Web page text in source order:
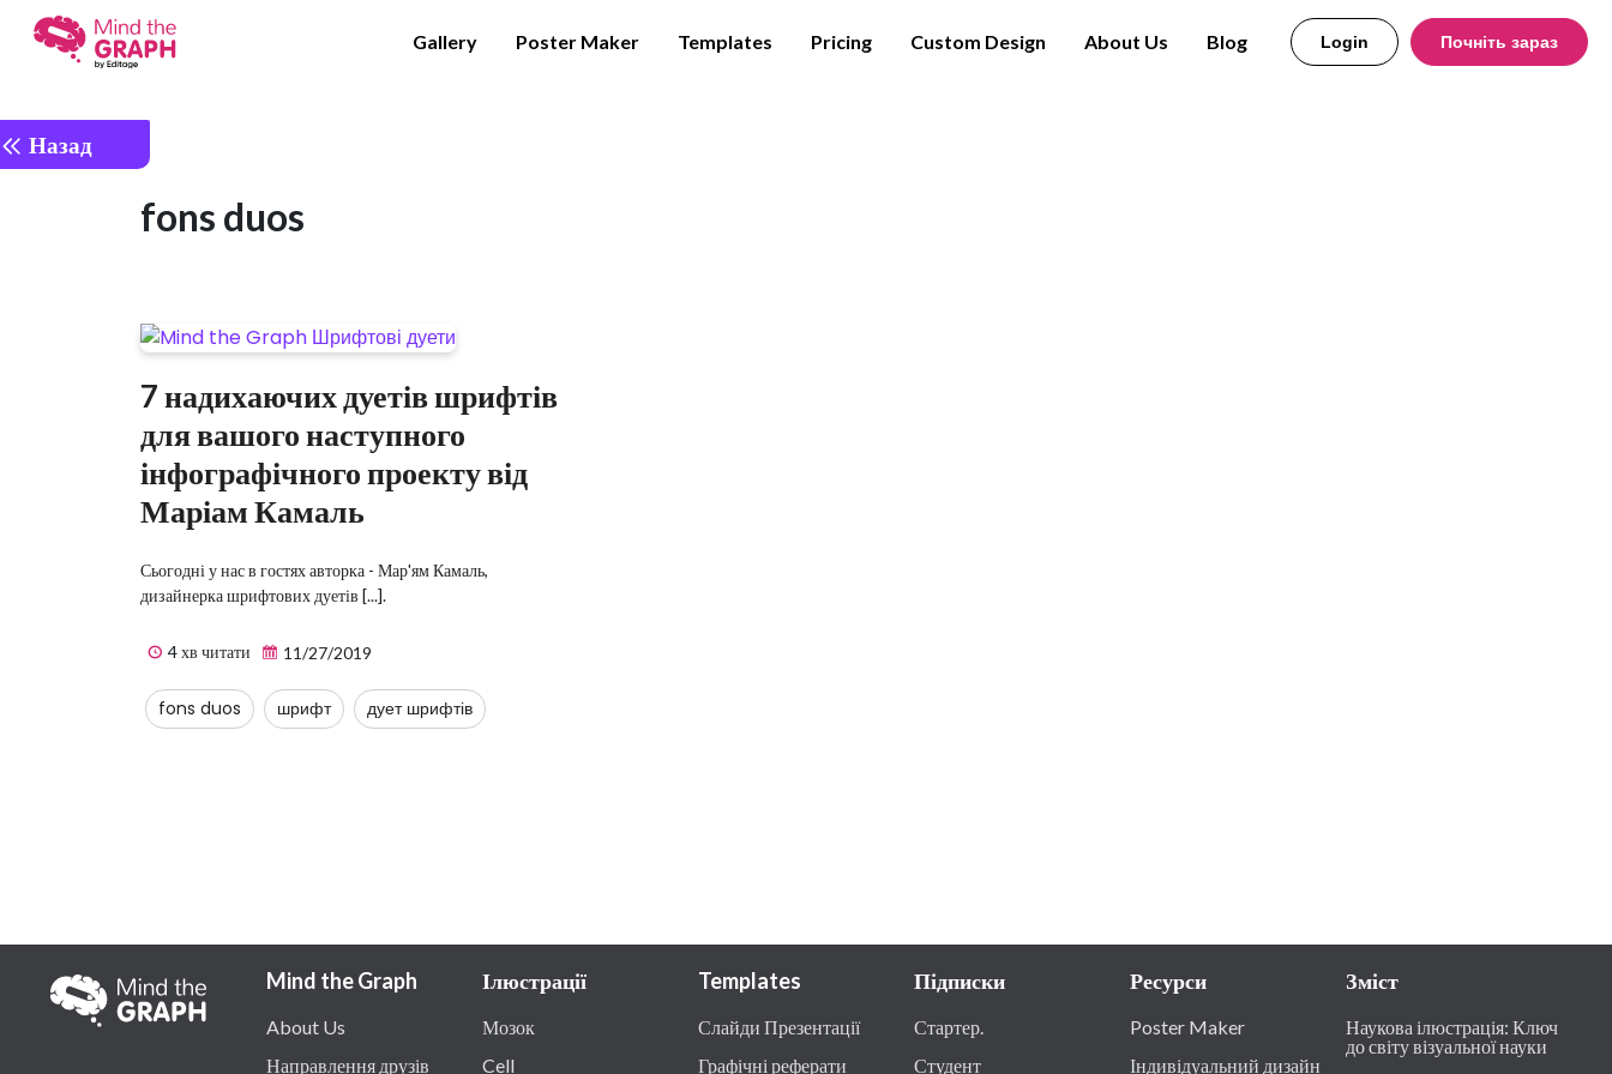
Gallery Poster Maker Templates Pricing Custom Design About Us Blog Login Почніть зараз
Назад
fons duos
7 надихаючих дуетів шрифтів
для вашого наступного
інфографічного проекту від
Маріам Камаль
Сьогодні у нас в гостях авторка - Мар'ям Камаль,
дизайнерка шрифтових дуетів [...].
4 хв читати 11/27/2019
fons duos шрифт дует шрифтів
Mind the Graph
About Us
Направлення друзів
Ілюстрації
Мозок
Cell
Templates
Слайди Презентації
Графічні реферати
Підписки
Стартер.
Студент
Ресурси
Poster Maker
Індивідуальний дизайн
Зміст
Наукова ілюстрація: Ключ
до світу візуальної науки